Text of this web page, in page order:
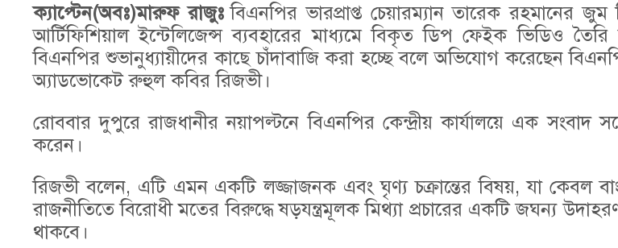
ক্যাপ্টেন(অবঃ)মারুফ রাজুঃ বিএনপির ভারপ্রাপ্ত চেয়ারম্যান তারেক রহমানের জুম
আর্টিফিশিয়াল ইন্টেলিজেন্স ব্যবহারের মাধ্যমে বিকৃত ডিপ ফেইক ভিডিও তৈরি
বিএনপির শুভানুধ্যায়ীদের কাছে চাঁদাবাজি করা হচ্ছে বলে অভিযোগ করেছেন
অ্যাডভোকেট রুহুল কবির রিজভী।
রোববার দুপুরে রাজধানীর নয়াপল্টনে বিএনপির কেন্দ্রীয় কার্যালয়ে এক সংবাদ
করেন।
রিজভী বলেন, এটি এমন একটি লজ্জাজনক এবং ঘৃণ্য চক্রান্তের বিষয়, যা কেবল
রাজনীতিতে বিরোধী মতের বিরুদ্ধে ষড়যন্ত্রমূলক মিথ্যা প্রচারের একটি জঘন্য
থাকবে।